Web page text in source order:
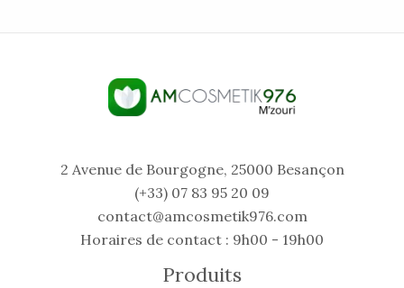
2 Avenue de Bourgogne, 25000 Besançon
(+33) 07 83 95 20 09
contact@amcosmetik976.com
Horaires de contact : 9h00 - 19h00
Produits